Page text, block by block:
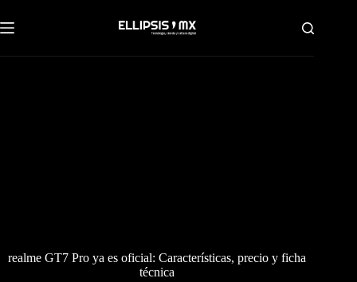
al
contenido
realme GT7 Pro ya es oficial: Características, precio y ficha
técnica